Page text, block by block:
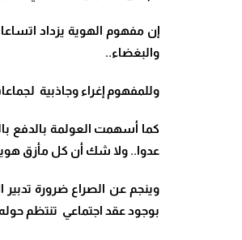
إن مفهوم الهوية يزداد
والبغضاء..
وللمفهوم إغراء وجاذبية
كما أسهمت العولمة بالدفع
عدوا.. ولا شك أن كل مأزق
وينجم عن الصراع ضرورة
بوجود عقد اجتماعي تنتظم حوله